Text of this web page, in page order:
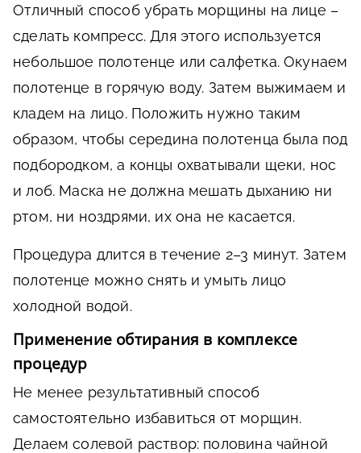
Отличный способ убрать морщины на лице –
сделать компресс. Для этого используется
небольшое полотенце или салфетка. Окунаем
полотенце в горячую воду. Затем выжимаем и
кладем на лицо. Положить нужно таким
образом, чтобы середина полотенца была под
подбородком, а концы охватывали щеки, нос
и лоб. Маска не должна мешать дыханию ни
ртом, ни ноздрями, их она не касается.
Процедура длится в течение 2–3 минут. Затем
полотенце можно снять и умыть лицо
холодной водой.
Применение обтирания в комплексе
процедур
Не менее результативный способ
самостоятельно избавиться от морщин.
Делаем солевой раствор: половина чайной